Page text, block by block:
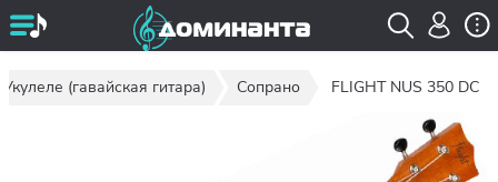
Укулеле (гавайская гитара) Сопрано FLIGHT NUS 350 DC